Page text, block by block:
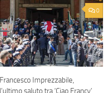
0
Francesco Imprezzabile,
l’ultimo saluto tra ‘Ciao Francy’